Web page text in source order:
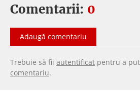
Comentarii: 0
Adaugă comentariu
Trebuie să fii autentificat pentru a
comentariu.